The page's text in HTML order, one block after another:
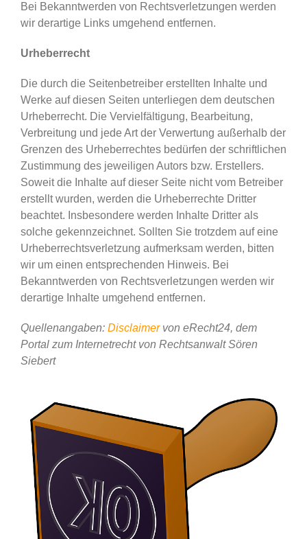
Bei Bekanntwerden von Rechtsverletzungen werden
wir derartige Links umgehend entfernen.
Urheberrecht
Die durch die Seitenbetreiber erstellten Inhalte und
Werke auf diesen Seiten unterliegen dem deutschen
Urheberrecht. Die Vervielfältigung, Bearbeitung,
Verbreitung und jede Art der Verwertung außerhalb der
Grenzen des Urheberrechtes bedürfen der schriftlichen
Zustimmung des jeweiligen Autors bzw. Erstellers.
Soweit die Inhalte auf dieser Seite nicht vom Betreiber
erstellt wurden, werden die Urheberrechte Dritter
beachtet. Insbesondere werden Inhalte Dritter als
solche gekennzeichnet. Sollten Sie trotzdem auf eine
Urheberrechtsverletzung aufmerksam werden, bitten
wir um einen entsprechenden Hinweis. Bei
Bekanntwerden von Rechtsverletzungen werden wir
derartige Inhalte umgehend entfernen.
Quellenangaben: Disclaimervon eRecht24, dem
Portal zum Internetrecht von Rechtsanwalt Sören
Siebert